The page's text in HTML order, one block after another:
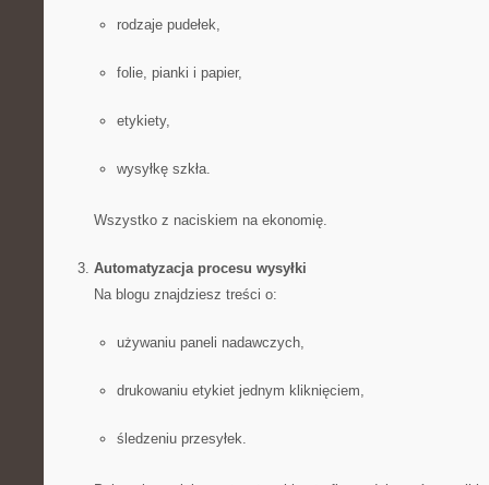
rodzaje pudełek,
folie, pianki i papier,
etykiety,
wysyłkę szkła.
Wszystko z naciskiem na ekonomię.
Automatyzacja procesu wysyłki
Na blogu znajdziesz treści o:
używaniu paneli nadawczych,
drukowaniu etykiet jednym kliknięciem,
śledzeniu przesyłek.